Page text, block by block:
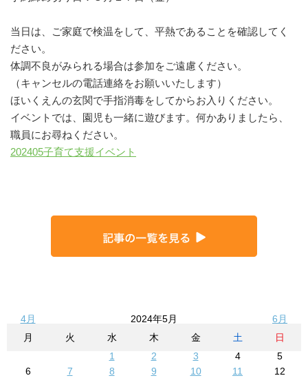
当日は、ご家庭で検温をして、平熱であることを確認してく
ださい。
体調不良がみられる場合は参加をご遠慮ください。
（キャンセルの電話連絡をお願いいたします）
ほいくえんの玄関で手指消毒をしてからお入りください。
イベントでは、園児も一緒に遊びます。何かありましたら、
職員にお尋ねください。
202405子育て支援イベント
4月 2024年5月
6月
月
火 水 木 金 土
日
1
2 3 4
5
6
7 8 9 10 11
12